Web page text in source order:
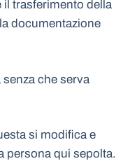
il trasferimento della
documentazione
che serva
si modifica e
persona qui sepolta.